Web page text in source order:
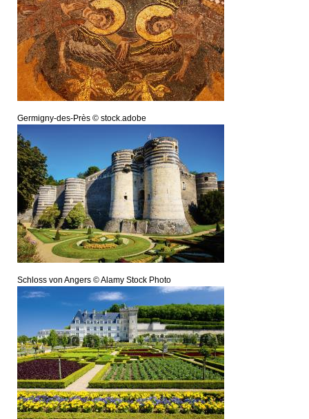
Germigny-des-Près © stock.adobe
Schloss von Angers © Alamy Stock Photo